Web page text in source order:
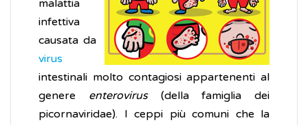
malattia
infettiva
causata da
virus
intestinali molto contagiosi appartenenti al
genere enterovirus (della famiglia dei
picornaviridae). I ceppi più comuni che la